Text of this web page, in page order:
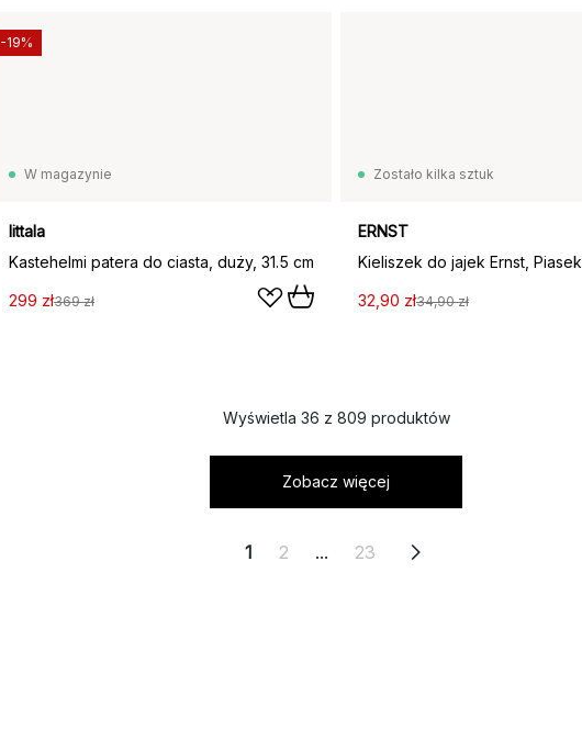
W magazynie
Iittala
Kastehelmi patera do ciasta, duży, 31.5 cm
299 zł369 zł
-19%
Zostało kilka sztuk
ERNST
Kieliszek do jajek Ernst, Piasek
32,90 zł34,90 zł
Wyświetla 36 z 809 produktów
Zobacz więcej
1 2 ... 23